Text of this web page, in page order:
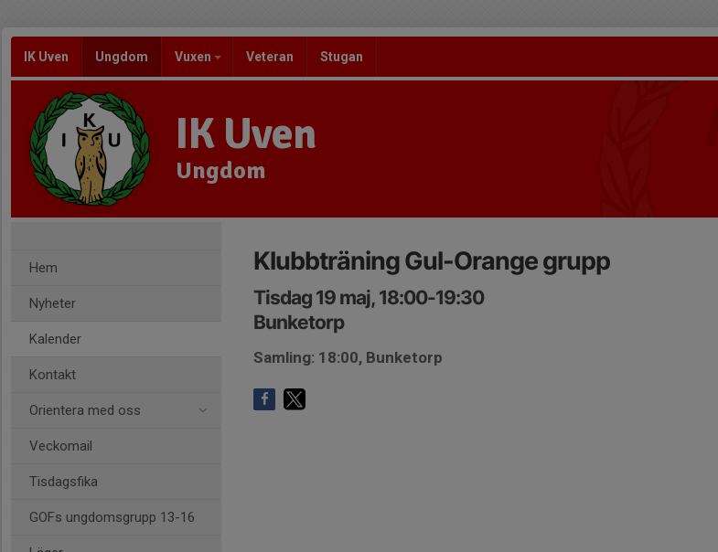
IK Uven Ungdom Vuxen Veteran Stugan
IK Uven
Ungdom
Hem
Nyheter
Kalender
Kontakt
Orientera med oss
Veckomail
Tisdagsfika
GOFs ungdomsgrupp 13-16
Klubbträning Gul-Orange grupp
Tisdag 19 maj, 18:00-19:30
Bunketorp
Samling: 18:00, Bunketorp